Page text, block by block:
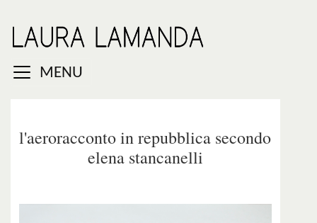
MENU
l'aeroracconto in repubblica secondo
elena stancanelli